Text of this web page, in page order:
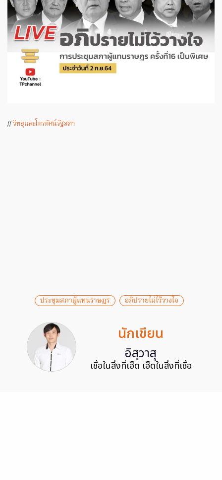
//วิทยุและโทรทัศน์รัฐสภา
ประชุมสภาผู้แทนราษฎร อภิปรายไม่ไว้วางใจ
นักเขียน
อิสฺวาสุ
เชื่อในสิ่งที่เฮ็ด เฮ็ดในสิ่งที่เชื่อ